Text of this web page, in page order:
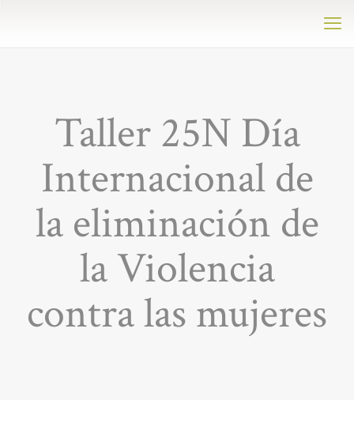
Taller 25N Día
Internacional de
la eliminación de
la Violencia
contra las mujeres